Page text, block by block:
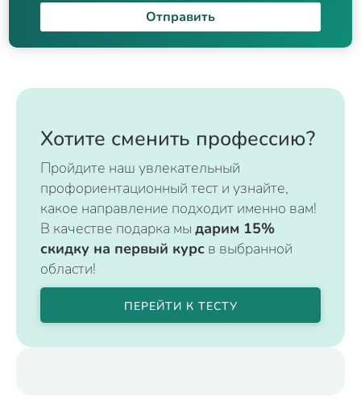
Отправить
Хотите сменить профессию?
Пройдите наш увлекательный
профориентационный тест и узнайте,
какое направление подходит именно вам!
В качестве подарка мы дарим 15%
скидку на первый курс в выбранной
области!
ПЕРЕЙТИ К ТЕСТУ